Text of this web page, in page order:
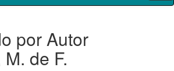
por Autor
de F.